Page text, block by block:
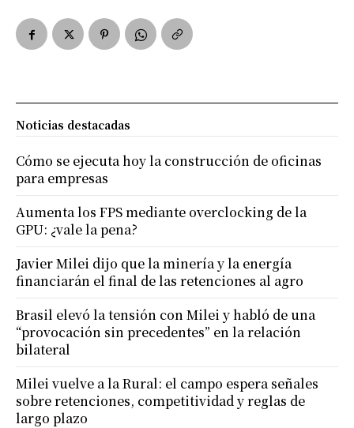
Noticias destacadas
Cómo se ejecuta hoy la construcción de oficinas
para empresas
Aumenta los FPS mediante overclocking de la
GPU: ¿vale la pena?
Javier Milei dijo que la minería y la energía
financiarán el final de las retenciones al agro
Brasil elevó la tensión con Milei y habló de una
“provocación sin precedentes” en la relación
bilateral
Milei vuelve a la Rural: el campo espera señales
sobre retenciones, competitividad y reglas de
largo plazo